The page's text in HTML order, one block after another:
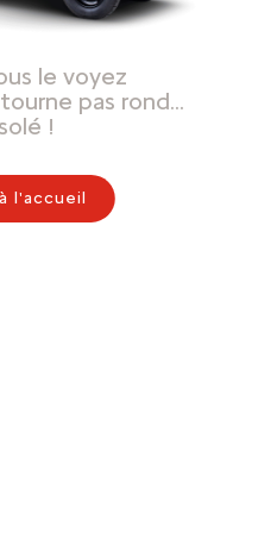
le voyez
pas rond…
!
l'accueil